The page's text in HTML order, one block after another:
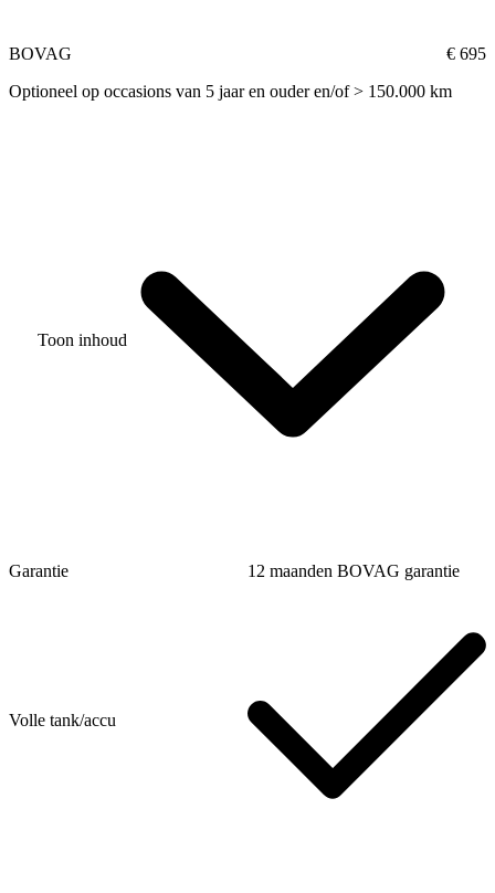
BOVAG
€ 695
Optioneel op occasions van 5 jaar en ouder en/of > 150.000 km
Toon inhoud
Garantie 12 maanden BOVAG garantie
Volle tank/accu